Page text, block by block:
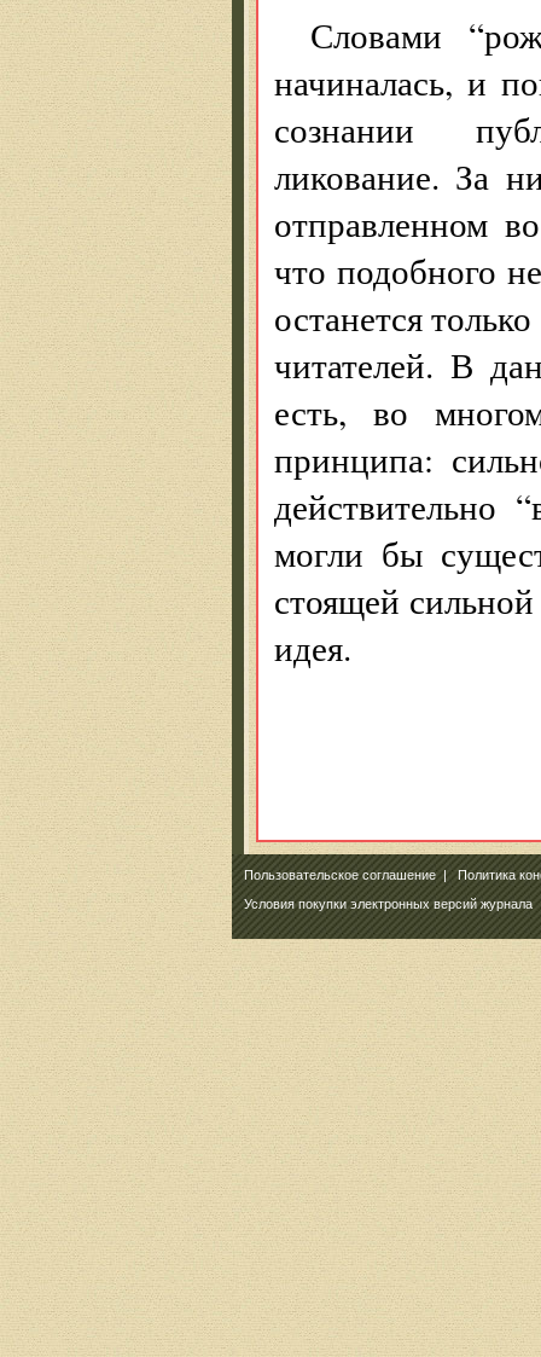
Словами
начиналась, и
сознании
ликование. За
отправленном
что подобного
останется
читателей. В
есть, во
принципа:
действительно
могли бы
стоящей
идея.
Пользовательское соглашение|Политика
Условия покупки электронных версий журнала